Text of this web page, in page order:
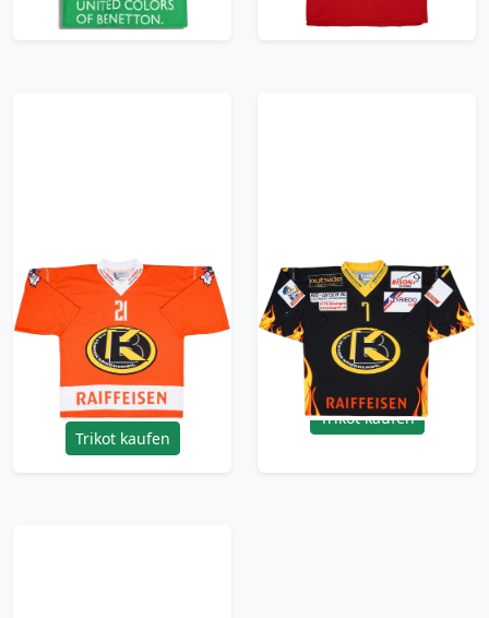
Trikot kaufen
2000-01 EHC
Bosingen-Kriechenwil
#21 Ochsner Hockey
Home Jersey - 7/10 -
(XL)
35.99£ · ca. €42
Trikot kaufen
2000s EHC Bosingen-
Kriechenwil #7
Ochsner Alternate
Jersey - 5/10 - (XL)
35.99£ · ca. €42
Trikot kaufen